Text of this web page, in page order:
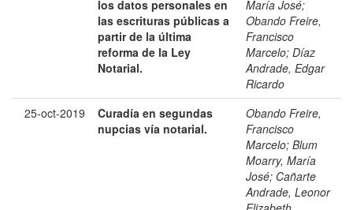
los datos personales en
las escrituras públicas a
partir de la última
reforma de la Ley
Notarial.
María José;
Obando Freire,
Francisco
Marcelo; Díaz
Andrade, Edgar
Ricardo
25-oct-2019
Curadía en segundas
nupcias vía notarial.
Obando Freire,
Francisco
Marcelo; Blum
Moarry, María
José; Cañarte
Andrade, Leonor